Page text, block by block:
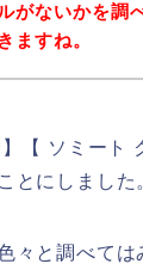
がないかを調
ますね。
【 ソミート
とにしました
々と調べて